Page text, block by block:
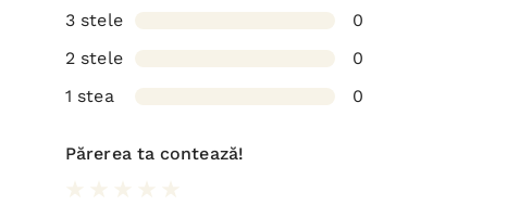
3 stele
0
2 stele
0
1 stea
0
Părerea ta contează!